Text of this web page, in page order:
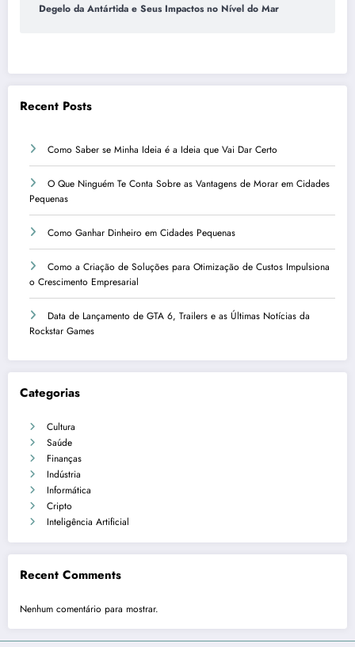
Degelo da Antártida e Seus Impactos no Nível do Mar
Recent Posts
Como Saber se Minha Ideia é a Ideia que Vai Dar Certo
O Que Ninguém Te Conta Sobre as Vantagens de Morar em Cidades
Pequenas
Como Ganhar Dinheiro em Cidades Pequenas
Como a Criação de Soluções para Otimização de Custos Impulsiona
o Crescimento Empresarial
Data de Lançamento de GTA 6, Trailers e as Últimas Notícias da
Rockstar Games
Categorias
Cultura
Saúde
Finanças
Indústria
Informática
Cripto
Inteligência Artificial
Recent Comments
Nenhum comentário para mostrar.